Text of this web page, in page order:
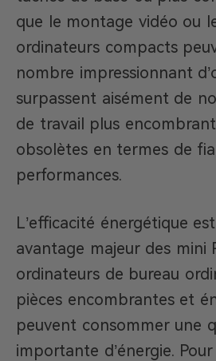
que le montage vidéo ou
ordinateurs compacts
nombre impressionnant
surpassent aisément de
de travail plus
obsolètes en termes de
performances.
L’efficacité énergétique
avantage majeur des mini
ordinateurs de bureau
pièces encombrantes et
peuvent consommer une
importante d’énergie.